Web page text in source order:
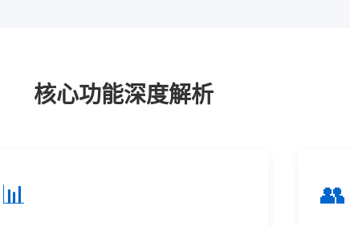
核心功能深度解析
📊 👥